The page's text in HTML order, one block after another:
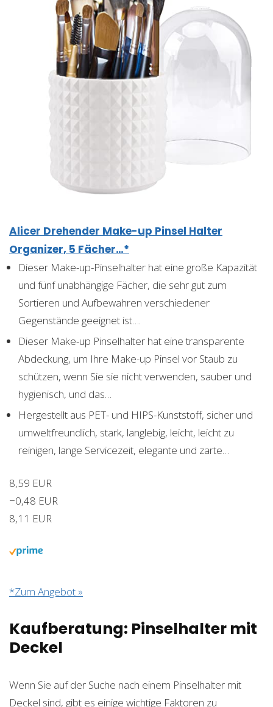
Alicer Drehender Make-up Pinsel Halter
Organizer, 5 Fächer…*
Dieser Make-up-Pinselhalter hat eine große Kapazität
und fünf unabhängige Fächer, die sehr gut zum
Sortieren und Aufbewahren verschiedener
Gegenstände geeignet ist….
Dieser Make-up Pinselhalter hat eine transparente
Abdeckung, um Ihre Make-up Pinsel vor Staub zu
schützen, wenn Sie sie nicht verwenden, sauber und
hygienisch, und das…
Hergestellt aus PET- und HIPS-Kunststoff, sicher und
umweltfreundlich, stark, langlebig, leicht, leicht zu
reinigen, lange Servicezeit, elegante und zarte…
8,59 EUR
−0,48 EUR
8,11 EUR
*Zum Angebot »
Kaufberatung: Pinselhalter mit
Deckel
Wenn Sie auf der Suche nach einem Pinselhalter mit
Deckel sind, gibt es einige wichtige Faktoren zu